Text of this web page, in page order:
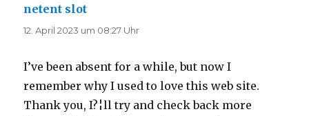
netent slot
12. April 2023 um 08:27 Uhr
I’ve been absent for a while, but now I
remember why I used to love this web site.
Thank you, I?¦ll try and check back more